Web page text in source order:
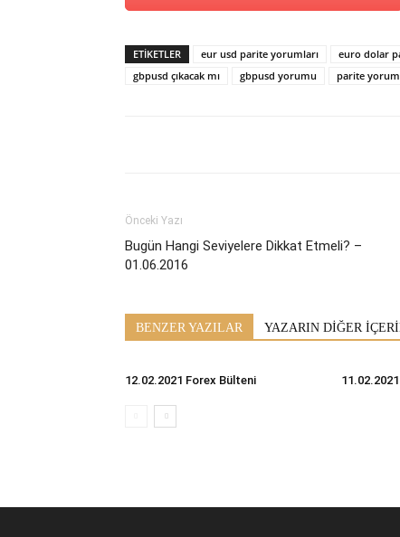
ETİKETLER eur usd parite yorumları euro dolar
gbpusd çıkacak mı
gbpusd yorumu parite
Önceki Yazı
Bugün Hangi Seviyelere Dikkat Etmeli? –
01.06.2016
BENZER YAZILAR YAZARIN DİĞER
12.02.2021 Forex Bülteni